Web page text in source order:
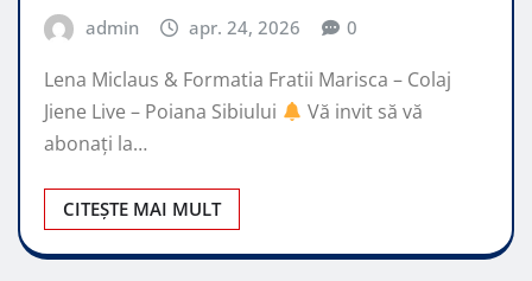
admin apr. 24, 2026 0
Lena Miclaus & Formatia Fratii Marisca – Colaj
Jiene Live – Poiana Sibiului
Vă invit să vă
abonați la…
CITEȘTE MAI MULT